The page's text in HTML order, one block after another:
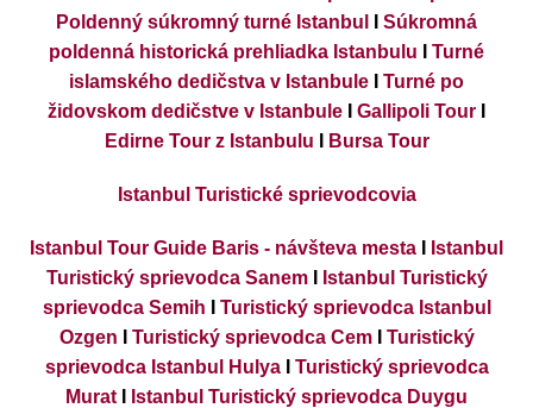
Poldenný súkromný turné Istanbul
Súkromná
poldenná historická prehliadka Istanbulu
Turné
islamského dedičstva v Istanbule
Turné po
židovskom dedičstve v Istanbule
Gallipoli Tour
Edirne Tour z Istanbulu
Bursa Tour
Istanbul Turistické sprievodcovia
Istanbul Tour Guide Baris - návšteva mesta
Istanbul
Turistický sprievodca SanemI
Istanbul Turistický
sprievodca Semih
Turistický sprievodca Istanbul
Ozgen
Turistický sprievodca CemI Turistický
sprievodca Istanbul HulyaI Turistický sprievodca
Murat
Istanbul Turistický sprievodca Duygu